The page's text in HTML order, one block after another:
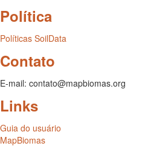
Política
Políticas SoilData
Contato
E-mail: contato@mapbiomas.org
Links
Guia do usuário
MapBiomas